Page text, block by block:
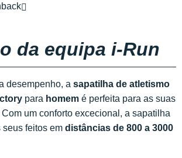
da equipa i-Run
desempenho, a sapatilha de atletismo
para homem é perfeita para as suas
Com um conforto excecional, a sapatilha
feitos em distâncias de 800 a 3000